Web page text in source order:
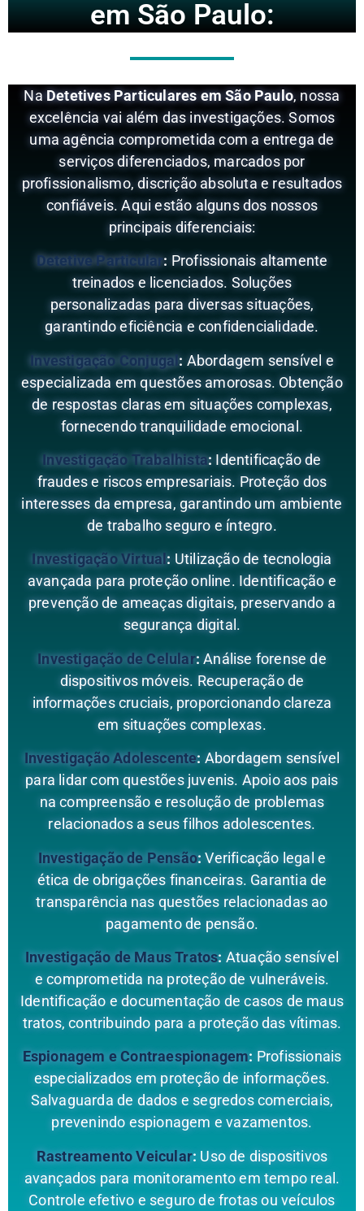
em São Paulo:
NaDetetives Particulares em São Paulo, nossa
excelência vai além das investigações. Somos
uma agência comprometida com a entrega de
serviços diferenciados, marcados por
profissionalismo, discrição absoluta e resultados
confiáveis. Aqui estão alguns dos nossos
principais diferenciais:
Detetive Particular: Profissionais altamente
treinados e licenciados. Soluções
personalizadas para diversas situações,
garantindo eficiência e confidencialidade.
Investigação Conjugal: Abordagem sensível e
especializada em questões amorosas. Obtenção
de respostas claras em situações complexas,
fornecendo tranquilidade emocional.
Investigação Trabalhista: Identificação de
fraudes e riscos empresariais. Proteção dos
interesses da empresa, garantindo um ambiente
de trabalho seguro e íntegro.
Investigação Virtual : Utilização de tecnologia
avançada para proteção online. Identificação e
prevenção de ameaças digitais, preservando a
segurança digital.
Investigação de Celular: Análise forense de
dispositivos móveis. Recuperação de
informações cruciais, proporcionando clareza
em situações complexas.
Investigação Adolescente: Abordagem sensível
para lidar com questões juvenis. Apoio aos pais
na compreensão e resolução de problemas
relacionados a seus filhos adolescentes.
Investigação de Pensão: Verificação legal e
ética de obrigações financeiras. Garantia de
transparência nas questões relacionadas ao
pagamento de pensão.
Investigação de Maus Tratos: Atuação sensível
e comprometida na proteção de vulneráveis.
Identificação e documentação de casos de maus
tratos, contribuindo para a proteção das vítimas.
Espionagem e Contraespionagem: Profissionais
especializados em proteção de informações.
Salvaguarda de dados e segredos comerciais,
prevenindo espionagem e vazamentos.
Rastreamento Veicular: Uso de dispositivos
avançados para monitoramento em tempo real.
Controle efetivo e seguro de frotas ou veículos